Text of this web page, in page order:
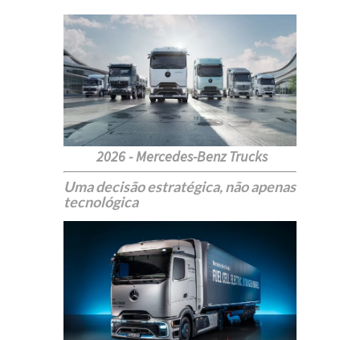
2026 -Mercedes-Benz Trucks
Uma decisão estratégica, não apenas
tecnológica